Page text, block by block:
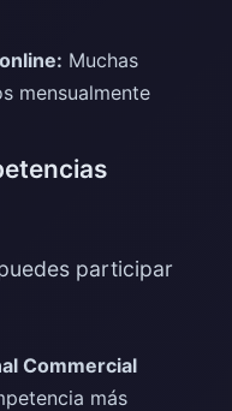
Muchas
mensualmente
participar
Commercial
más